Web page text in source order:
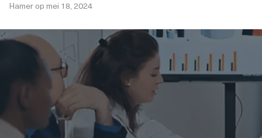
Hamer op mei 18, 2024